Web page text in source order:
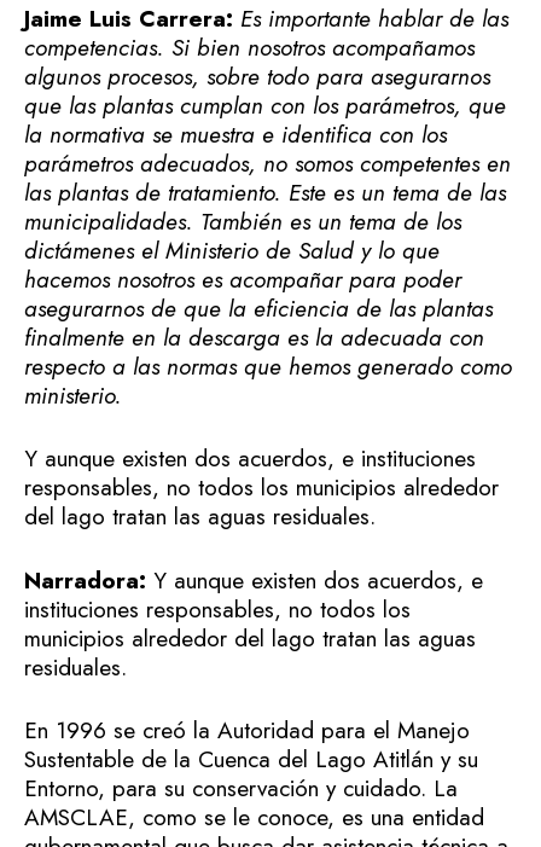
Jaime Luis Carrera: Es importante hablar de las
competencias. Si bien nosotros acompañamos
algunos procesos, sobre todo para asegurarnos
que las plantas cumplan con los parámetros, que
la normativa se muestra e identifica con los
parámetros adecuados, no somos competentes en
las plantas de tratamiento. Este es un tema de las
municipalidades. También es un tema de los
dictámenes el Ministerio de Salud y lo que
hacemos nosotros es acompañar para poder
asegurarnos de que la eficiencia de las plantas
finalmente en la descarga es la adecuada con
respecto a las normas que hemos generado como
ministerio.
Y aunque existen dos acuerdos, e instituciones
responsables, no todos los municipios alrededor
del lago tratan las aguas residuales.
Narradora: Y aunque existen dos acuerdos, e
instituciones responsables, no todos los
municipios alrededor del lago tratan las aguas
residuales.
En 1996 se creó la Autoridad para el Manejo
Sustentable de la Cuenca del Lago Atitlán y su
Entorno, para su conservación y cuidado. La
AMSCLAE, como se le conoce, es una entidad